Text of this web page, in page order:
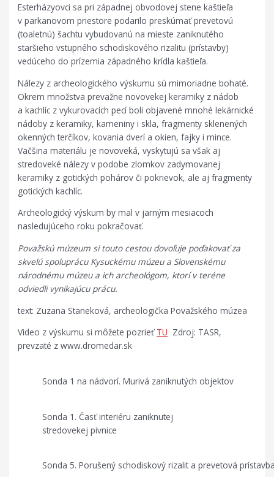
Esterházyovci sa pri západnej obvodovej stene kaštieľa
v parkanovom priestore podarilo preskúmať prevetovú
(toaletnú) šachtu vybudovanú na mieste zaniknutého
staršieho vstupného schodiskového rizalitu (prístavby)
vedúceho do prízemia západného krídla kaštieľa.
Nálezy z archeologického výskumu sú mimoriadne bohaté.
Okrem množstva prevažne novovekej keramiky z nádob
a kachlíc z vykurovacích pecí boli objavené mnohé lekárnické
nádoby z keramiky, kameniny i skla, fragmenty sklenených
okenných terčíkov, kovania dverí a okien, fajky i mince.
Väčšina materiálu je novoveká, vyskytujú sa však aj
stredoveké nálezy v podobe zlomkov zadymovanej
keramiky z gotických pohárov či pokrievok, ale aj fragmenty
gotických kachlíc.
Archeologický výskum by mal v jarným mesiacoch
nasledujúceho roku pokračovať.
Považskú múzeum si touto cestou dovoľuje poďakovať za
skvelú spoluprácu Kysuckému múzeu a Slovenskému
národnému múzeu a ich archeológom, ktorí v teréne
odviedli vynikajúcu prácu.
text: Zuzana Staneková, archeologička Považského múzea
Video z výskumu si môžete pozrieť TU Zdroj: TASR,
prevzaté z www.dromedar.sk
Sonda 1 na nádvorí. Murivá zaniknutých objektov
Sonda 1. Časť interiéru zaniknutej
stredovekej pivnice
Sonda 5. Porušený schodiskový rizalit a prevetová